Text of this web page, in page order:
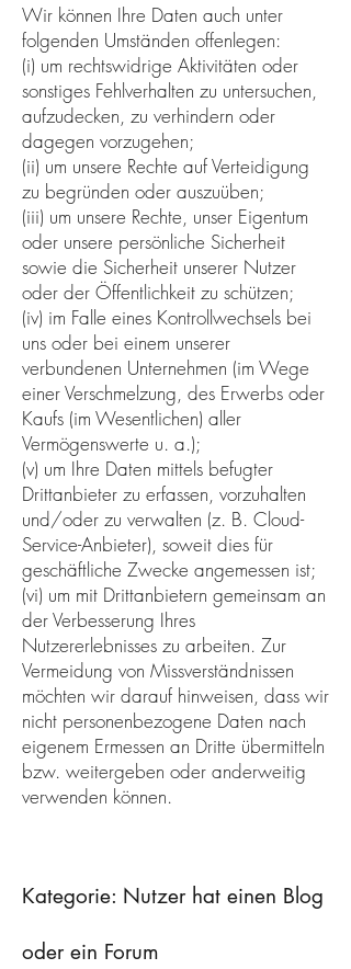
Wir können Ihre Daten auch unter
folgenden Umständen offenlegen:
(i) um rechtswidrige Aktivitäten oder
sonstiges Fehlverhalten zu untersuchen,
aufzudecken, zu verhindern oder
dagegen vorzugehen;
(ii) um unsere Rechte auf Verteidigung
zu begründen oder auszuüben;
(iii) um unsere Rechte, unser Eigentum
oder unsere persönliche Sicherheit
sowie die Sicherheit unserer Nutzer
oder der Öffentlichkeit zu schützen;
(iv) im Falle eines Kontrollwechsels bei
uns oder bei einem unserer
verbundenen Unternehmen (im Wege
einer Verschmelzung, des Erwerbs oder
Kaufs (im Wesentlichen) aller
Vermögenswerte u. a.);
(v) um Ihre Daten mittels befugter
Drittanbieter zu erfassen, vorzuhalten
und/oder zu verwalten (z. B. Cloud-
Service-Anbieter), soweit dies für
geschäftliche Zwecke angemessen ist;
(vi) um mit Drittanbietern gemeinsam an
der Verbesserung Ihres
Nutzererlebnisses zu arbeiten. Zur
Vermeidung von Missverständnissen
möchten wir darauf hinweisen, dass wir
nicht personenbezogene Daten nach
eigenem Ermessen an Dritte übermitteln
bzw. weitergeben oder anderweitig
verwenden können.
Kategorie: Nutzer hat einen Blog
oder ein Forum